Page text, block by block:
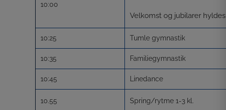
10:00
Velkomst og jubilarer hyldes
10:25 Tumle gymnastik
10:35 Familiegymnastik
10:45 Linedance
10.55 Spring/rytme 1-3 kl.